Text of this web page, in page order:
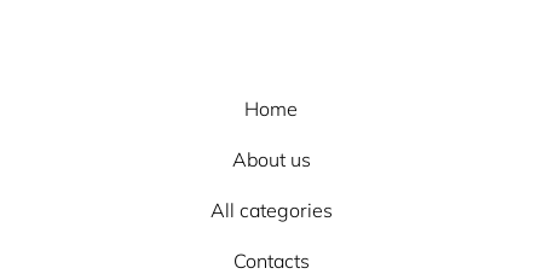
Home
About us
All categories
Contacts